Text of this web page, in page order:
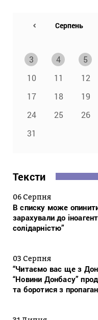
3
4 5
10
11 12
17
18 19
24
25 26
31
Тексти
06 Серпня
В списку може
зарахували до
солідарністю”
03 Серпня
“Читаємо вас ще з
“Новини Донбасу”
та боротися з